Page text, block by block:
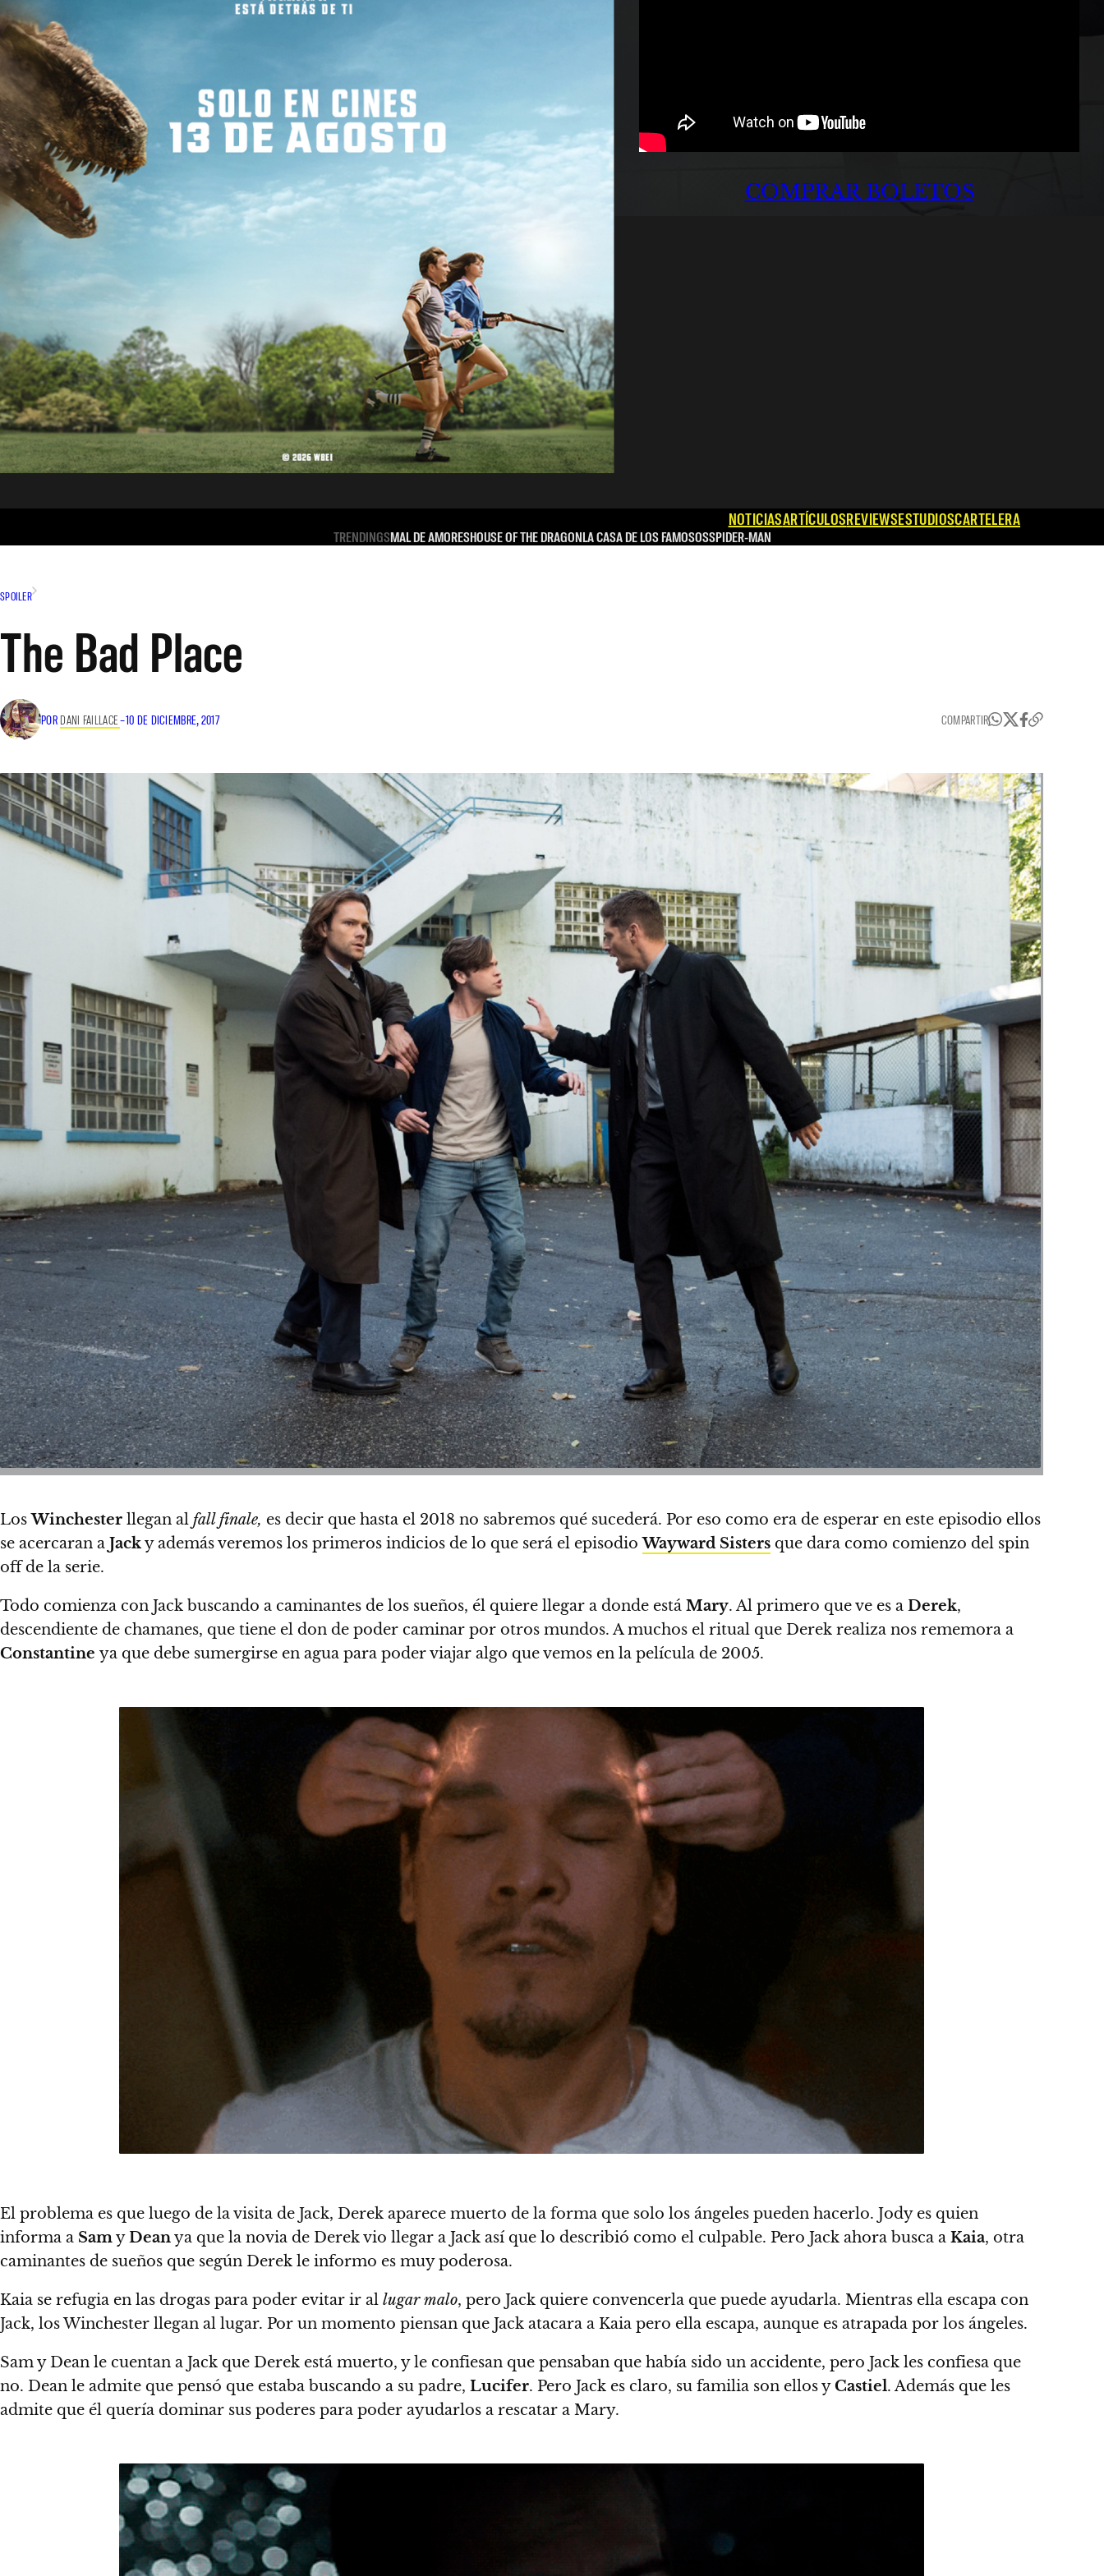
COMPRAR BOLETOS
NOTICIASARTÍCULOSREVIEWSESTUDIOSCARTELERA
TRENDINGSMAL DE AMORESHOUSE OF THE DRAGONLA CASA DE LOS FAMOSOSSPIDER-MAN
SPOILER
The Bad Place
POR DANI FAILLACE–10 DE DICIEMBRE, 2017 COMPARTIR
LosWinchester llegan al fall finale, es decir que hasta el 2018 no sabremos qué sucederá. Por eso como era de esperar en este episodio ellos
se acercaran a Jacky además veremos los primeros indicios de lo que será el episodioWayward Sisters que dara como comienzo del spin
off de la serie.
Todo comienza con Jack buscando a caminantes de los sueños, él quiere llegar a donde está Mary. Al primero que ve es a Derek,
descendiente de chamanes, que tiene el don de poder caminar por otros mundos. A muchos el ritual que Derek realiza nos rememora a
Constantine ya que debe sumergirse en agua para poder viajar algo que vemos en la película de 2005.
El problema es que luego de la visita de Jack, Derek aparece muerto de la forma que solo los ángeles pueden hacerlo. Jody es quien
informa a SamyDeanya que la novia de Derek vio llegar a Jack así que lo describió como el culpable. Pero Jack ahora busca a Kaia, otra
caminantes de sueños que según Derek le informo es muy poderosa.
Kaia se refugia en las drogas para poder evitar ir al lugar malo, pero Jack quiere convencerla que puede ayudarla. Mientras ella escapa con
Jack, los Winchester llegan al lugar. Por un momento piensan que Jack atacara a Kaia pero ella escapa, aunque es atrapada por los ángeles.
Sam y Dean le cuentan a Jack que Derek está muerto, y le confiesan que pensaban que había sido un accidente, pero Jack les confiesa que
no. Dean le admite que pensó que estaba buscando a su padre, Lucifer. Pero Jack es claro, su familia son ellos yCastiel. Además que les
admite que él quería dominar sus poderes para poder ayudarlos a rescatar a Mary.